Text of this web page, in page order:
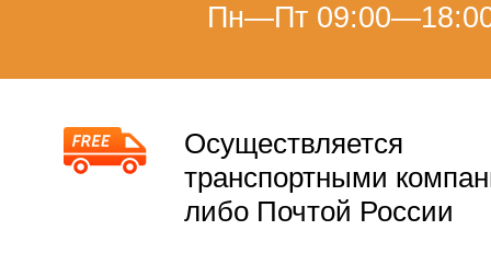
Пн—Пт
Осуществляется
транспортными
либо Почтой России